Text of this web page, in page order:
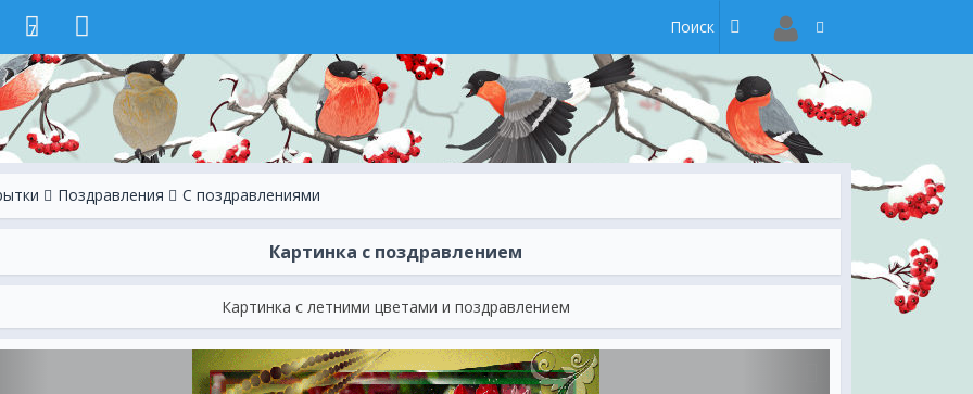
7
Поздравления С поздравлениями
Картинка с поздравлением
Картинка с летними цветами и поздравлением